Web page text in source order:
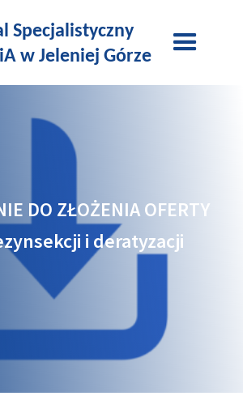
DO ZŁOŻENIA OFERTY
i deratyzacji